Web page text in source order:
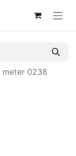
meter 0238